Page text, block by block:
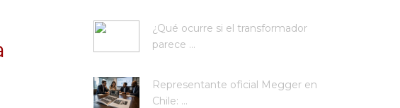
¿Qué ocurre si el transformador
parece ...
Representante oficial Megger en
Chile: ...